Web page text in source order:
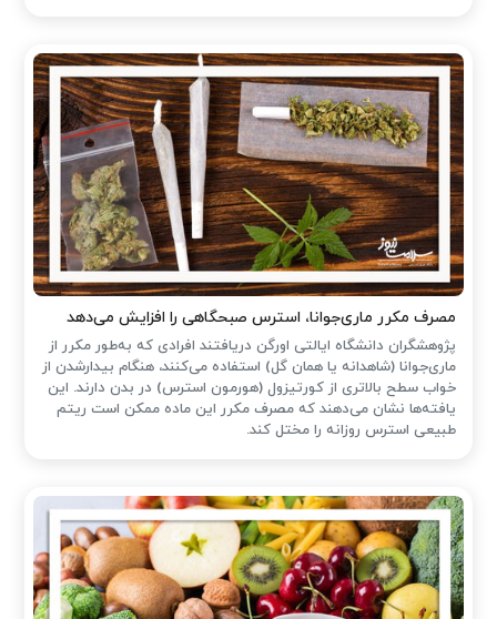
مصرف مکرر ماری‌جوانا، استرس صبحگاهی را افزایش می‌دهد
پژوهشگران دانشگاه ایالتی اورگن دریافتند افرادی که به‌طور مکرر از
ماری‌جوانا (شاهدانه یا همان گل) استفاده می‌کنند، هنگام بیدارشدن از
خواب سطح بالاتری از کورتیزول (هورمون استرس) در بدن دارند. این
یافته‌ها نشان می‌دهند که مصرف مکرر این ماده ممکن است ریتم
طبیعی استرس روزانه را مختل کند.